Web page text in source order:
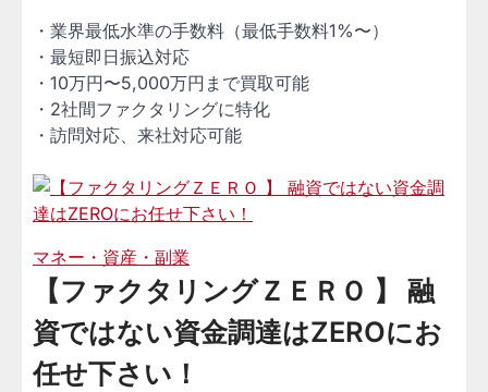
・業界最低水準の手数料（最低手数料1%〜）
・最短即日振込対応
・10万円〜5,000万円まで買取可能
・2社間ファクタリングに特化
・訪問対応、来社対応可能
マネー・資産・副業
【ファクタリングＺＥＲＯ 】 融
資ではない資金調達はZEROにお
任せ下さい！